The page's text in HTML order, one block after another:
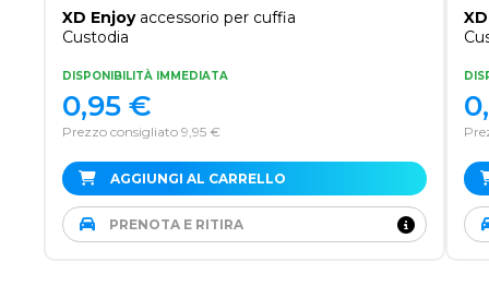
XD Enjoyaccessorio per cuffia
Custodia
DISPONIBILITÀ IMMEDIATA
Prezzo consigliato 9,95 €
0,95 €
AGGIUNGI AL CARRELLO
PRENOTA E RITIRA